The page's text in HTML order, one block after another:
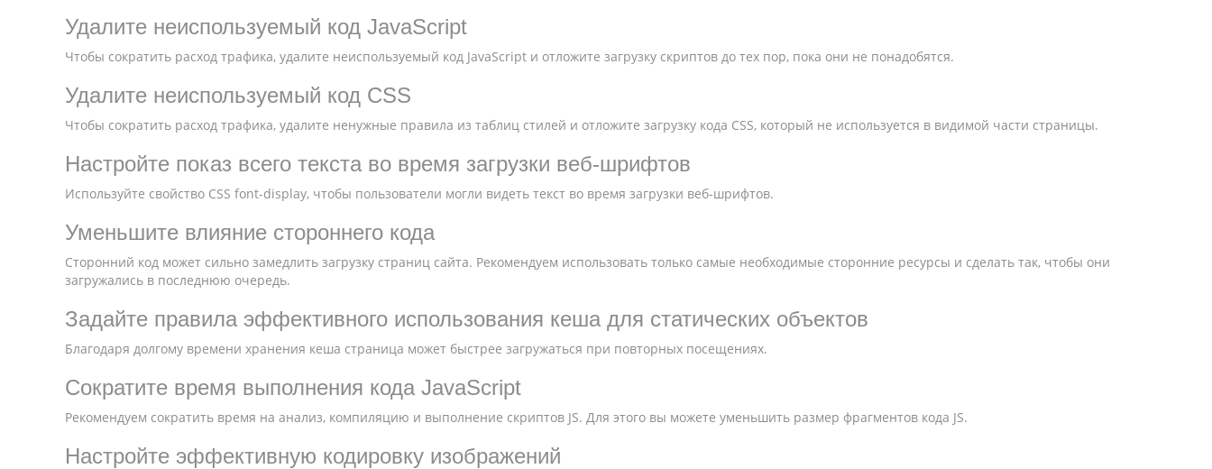
Удалите неиспользуемый код JavaScript
Чтобы сократить расход трафика, удалите неиспользуемый код JavaScript и отложите загрузку скриптов до тех пор, пока они не понадобятся.
Удалите неиспользуемый код CSS
Чтобы сократить расход трафика, удалите ненужные правила из таблиц стилей и отложите загрузку кода CSS, который не используется в видимой части страницы.
Настройте показ всего текста во время загрузки веб-шрифтов
Используйте свойство CSS font-display, чтобы пользователи могли видеть текст во время загрузки веб-шрифтов.
Уменьшите влияние стороннего кода
Сторонний код может сильно замедлить загрузку страниц сайта. Рекомендуем использовать только самые необходимые сторонние ресурсы и сделать так, чтобы они
загружались в последнюю очередь.
Задайте правила эффективного использования кеша для статических объектов
Благодаря долгому времени хранения кеша страница может быстрее загружаться при повторных посещениях.
Сократите время выполнения кода JavaScript
Рекомендуем сократить время на анализ, компиляцию и выполнение скриптов JS. Для этого вы можете уменьшить размер фрагментов кода JS.
Настройте эффективную кодировку изображений